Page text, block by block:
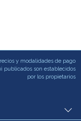
y modalidades de pago
publicados son establecidos
por los propietarios